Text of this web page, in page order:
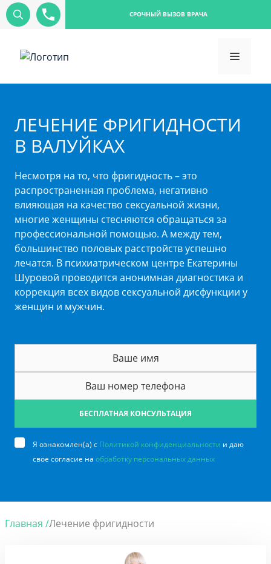
СРОЧНЫЙ ВЫЗОВ ВРАЧА
ЛЕЧЕНИЕ ФРИГИДНОСТИ
В ВАЛУЙКАХ
Несмотря на то, что фригидность – это
распространенная проблема, негативно
влияющая на качество сексуальной жизни,
многие женщины стесняются обращаться за
профессиональной помощью. А между тем,
большинство половых расстройств успешно
лечатся. В психиатрическом центре Екатерины
Шуровой проводится анонимная диагностика и
коррекция всех видов сексуальной дисфункции у
женщин и мужчин.
БЕСПЛАТНАЯ КОНСУЛЬТАЦИЯ
Я ознакомлен(а) с Политикой конфиденциальности и даю
свое согласие на обработку персональных данных
Главная /Лечение фригидности